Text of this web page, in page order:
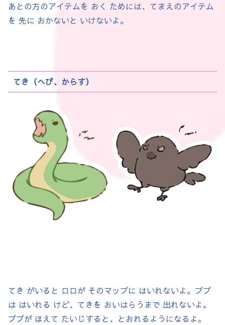
あとの方のアイテムを おく ためには、てまえのアイテム
を 先に おかないと いけないよ。
てき（へび、からす）
てき がいると ロロが そのマップに はいれないよ。ププ
は はいれる けど、てきを おいはらうまで 出れないよ。
ププが ほえて たいじすると、とおれるようになるよ。